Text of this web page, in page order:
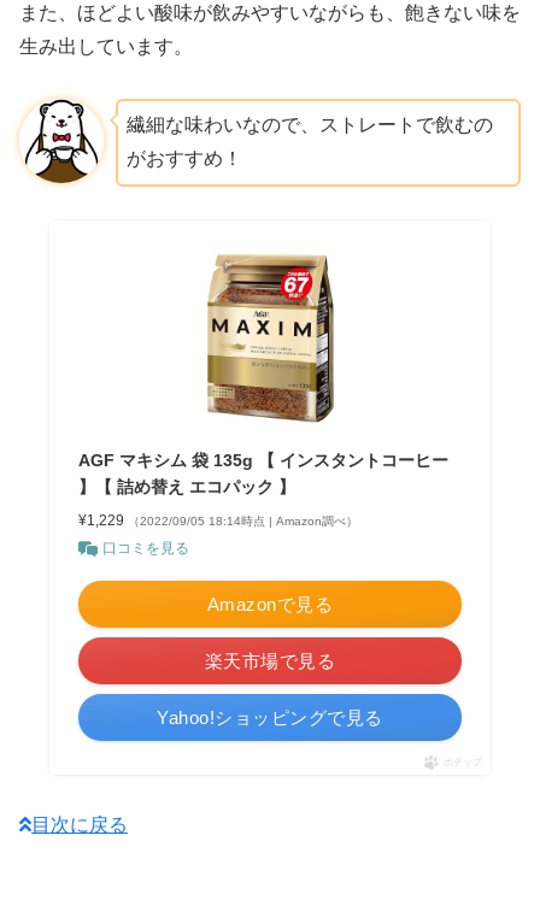
また、ほどよい酸味が飲みやすいながらも、飽きない味を
生み出しています。
繊細な味わいなので、ストレートで飲むの
がおすすめ！
AGF マキシム 袋 135g 【 インスタントコーヒー
】【 詰め替え エコパック 】
¥1,229 （2022/09/05 18:14時点 | Amazon調べ）
口コミを見る
Amazonで見る
楽天市場で見る
Yahoo!ショッピングで見る
ポチップ
目次に戻る